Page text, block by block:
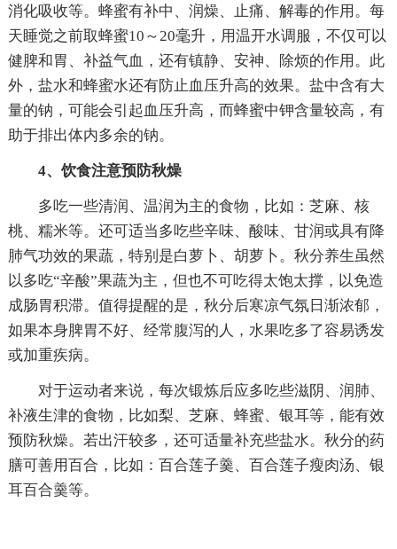
消化吸收等。蜂蜜有补中、润燥、止痛、解毒的作用。每
天睡觉之前取蜂蜜10～20毫升，用温开水调服，不仅可以
健脾和胃、补益气血，还有镇静、安神、除烦的作用。此
外，盐水和蜂蜜水还有防止血压升高的效果。盐中含有大
量的钠，可能会引起血压升高，而蜂蜜中钾含量较高，有
助于排出体内多余的钠。
4、饮食注意预防秋燥
多吃一些清润、温润为主的食物，比如：芝麻、核
桃、糯米等。还可适当多吃些辛味、酸味、甘润或具有降
肺气功效的果蔬，特别是白萝卜、胡萝卜。秋分养生虽然
以多吃“辛酸”果蔬为主，但也不可吃得太饱太撑，以免造
成肠胃积滞。值得提醒的是，秋分后寒凉气氛日渐浓郁，
如果本身脾胃不好、经常腹泻的人，水果吃多了容易诱发
或加重疾病。
对于运动者来说，每次锻炼后应多吃些滋阴、润肺、
补液生津的食物，比如梨、芝麻、蜂蜜、银耳等，能有效
预防秋燥。若出汗较多，还可适量补充些盐水。秋分的药
膳可善用百合，比如：百合莲子羹、百合莲子瘦肉汤、银
耳百合羹等。